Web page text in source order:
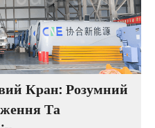
Кран: Розумний
Та